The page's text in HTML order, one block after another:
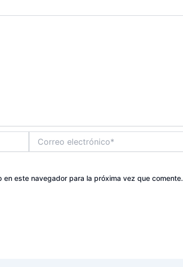
electrónico*
este navegador para la próxima vez que comente.